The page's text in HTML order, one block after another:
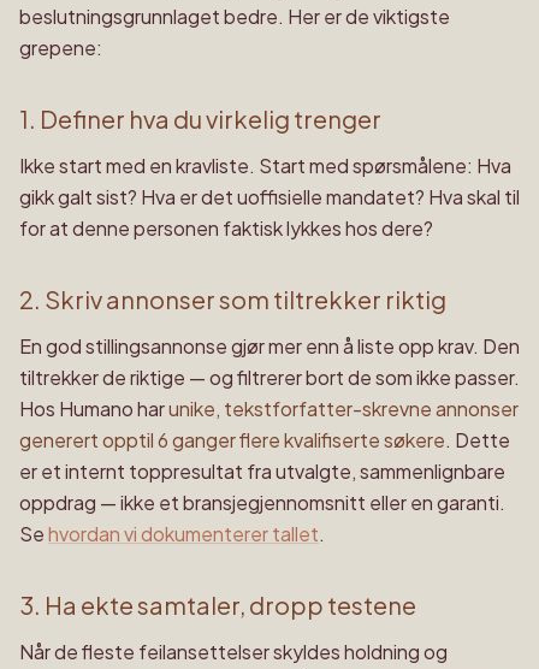
beslutningsgrunnlaget bedre. Her er de viktigste
grepene:
1. Definer hva du virkelig trenger
Ikke start med en kravliste. Start med spørsmålene: Hva
gikk galt sist? Hva er det uoffisielle mandatet? Hva skal til
for at denne personen faktisk lykkes hos dere?
2. Skriv annonser som tiltrekker riktig
En god stillingsannonse gjør mer enn å liste opp krav. Den
tiltrekker de riktige — og filtrerer bort de som ikke passer.
Hos Humano harunike, tekstforfatter-skrevne annonser
generert opptil 6 ganger flere kvalifiserte søkere. Dette
er et internt toppresultat fra utvalgte, sammenlignbare
oppdrag — ikke et bransjegjennomsnitt eller en garanti.
Sehvordan vi dokumenterer tallet.
3. Ha ekte samtaler, dropp testene
Når de fleste feilansettelser skyldes holdning og